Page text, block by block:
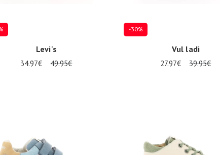
Levi's
34.97€ 49.95€
-30%
Vul ladi
27.97€ 39.95€